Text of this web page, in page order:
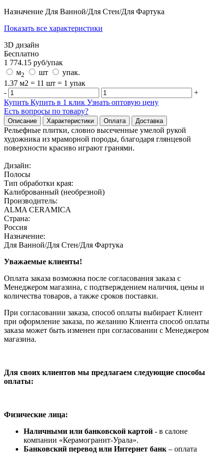
Назначение Для Ванной/Для Стен/Для Фартука
Показать все характеристики
3D дизайн
Бесплатно
1 774.15 руб/упак
м2 шт
упак.
1.37 м2 = 11 шт = 1 упак
-
+
Купить Купить в 1 клик Узнать оптовую цену
Есть вопросы по товару?
Описание Характеристики Оплата Доставка
Рельефные плитки, словно высеченные умелой рукой
художника из мраморной породы, благодаря глянцевой
поверхности красиво играют гранями.
Дизайн:
Полосы
Тип обработки края:
Калиброванный (необрезной)
Производитель:
ALMA CERAMICA
Страна:
Россия
Назначение:
Для Ванной/Для Стен/Для Фартука
Уважаемые клиенты!
Оплата заказа возможна после согласования заказа с
Менеджером магазина, с подтверждением наличия, цены и
количества товаров, а также сроков поставки.
При согласовании заказа, способ оплаты выбирает Клиент
при оформление заказа, по желанию Клиента способ оплаты
заказа может быть изменен при согласовании с Менеджером
магазина.
Для своих клиентов мы предлагаем следующие способы
оплаты:
Физические лица:
Наличными или банковской картой - в салоне
компании «Керамогранит-Урала».
Банковский перевод или Интернет банк – оплата